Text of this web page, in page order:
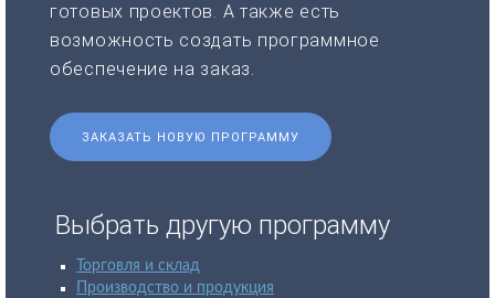
готовых проектов. А также есть
возможность создать программное
обеспечение на заказ.
ЗАКАЗАТЬ НОВУЮ ПРОГРАММУ
Выбрать другую программу
Торговля и склад
Производство и продукция